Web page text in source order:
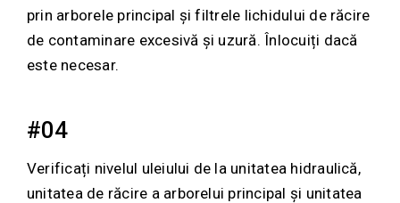
prin arborele principal și filtrele lichidului de răcire
de contaminare excesivă și uzură. Înlocuiți dacă
este necesar.
#04
Verificați nivelul uleiului de la unitatea hidraulică,
unitatea de răcire a arborelui principal și unitatea